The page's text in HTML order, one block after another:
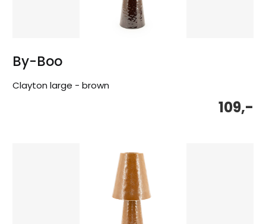
By-Boo
Clayton large - brown
109,-